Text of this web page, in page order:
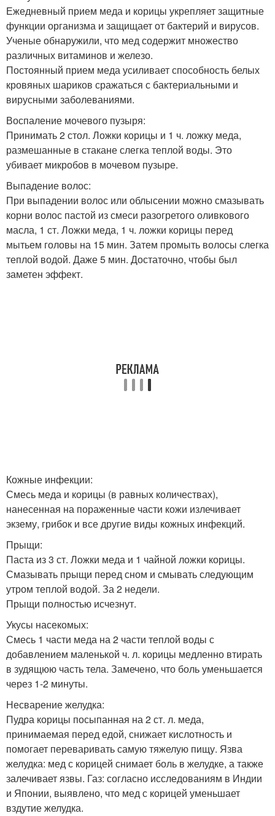
Ежедневный прием меда и корицы укрепляет защитные
функции организма и защищает от бактерий и вирусов.
Ученые обнаружили, что мед содержит множество
различных витаминов и железо.
Постоянный прием меда усиливает способность белых
кровяных шариков сражаться с бактериальными и
вирусными заболеваниями.
Воспаление мочевого пузыря:
Принимать 2 стол. Ложки корицы и 1 ч. ложку меда,
размешанные в стакане слегка теплой воды. Это
убивает микробов в мочевом пузыре.
Выпадение волос:
При выпадении волос или облысении можно смазывать
корни волос пастой из смеси разогретого оливкового
масла, 1 ст. Ложки меда, 1 ч. ложки корицы перед
мытьем головы на 15 мин. Затем промыть волосы слегка
теплой водой. Даже 5 мин. Достаточно, чтобы был
заметен эффект.
Кожные инфекции:
Смесь меда и корицы (в равных количествах),
нанесенная на пораженные части кожи излечивает
экзему, грибок и все другие виды кожных инфекций.
Прыщи:
Паста из 3 ст. Ложки меда и 1 чайной ложки корицы.
Смазывать прыщи перед сном и смывать следующим
утром теплой водой. За 2 недели.
Прыщи полностью исчезнут.
Укусы насекомых:
Смесь 1 части меда на 2 части теплой воды с
добавлением маленькой ч. л. корицы медленно втирать
в зудящюю часть тела. Замечено, что боль уменьшается
через 1-2 минуты.
Несварение желудка:
Пудра корицы посыпанная на 2 ст. л. меда,
принимаемая перед едой, снижает кислотность и
помогает переваривать самую тяжелую пищу. Язва
желудка: мед с корицей снимает боль в желудке, а также
залечивает язвы. Газ: согласно исследованиям в Индии
и Японии, выявлено, что мед с корицей уменьшает
вздутие желудка.